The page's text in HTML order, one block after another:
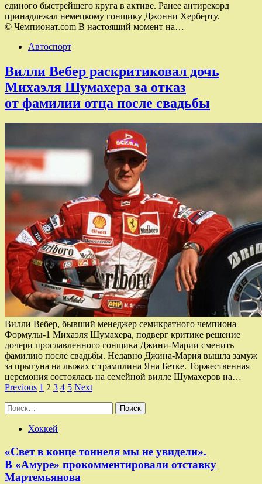
единого быстрейшего круга в активе. Ранее антирекорд
принадлежал немецкому гонщику Джонни Херберту.
© Чемпионат.com В настоящий момент на…
Автоспорт
Вилли Вебер раскритиковал дочь
Михаэля Шумахера за отказ
от фамилии отца после свадьбы
Вилли Вебер, бывший менеджер семикратного чемпиона
Формулы-1 Михаэля Шумахера, подверг критике решение
дочери прославленного гонщика Джини-Марии сменить
фамилию после свадьбы. Недавно Джина-Мария вышла замуж
за прыгуна на лыжах с трамплина Яна Бетке. Торжественная
церемония состоялась на семейной вилле Шумахеров на…
Пагинация
записей
Previous 1 2 3 4 5 Next
Найти:
Хоккей
«Свет в конце тоннеля мы не увидели».
В «Амуре» прокомментировали отставку
Мартемьянова